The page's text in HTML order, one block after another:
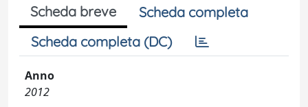
Scheda breve
Scheda completa
Scheda completa (DC)
Anno
2012